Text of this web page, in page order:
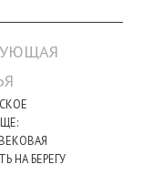
НА БЕРЕГУ